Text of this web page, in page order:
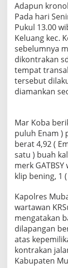
Adapun
Pada hari
Pukul 13.00
Keluang kec.
sebelumnya
dikontrakan
tempat
tersebut
diamankan
Mar Koba
puluh Enam )
berat 4,92 (
satu ) buah
merk
klip bening, 1
Kapolres
wartawan
mengatakan
dilapangan
atas
kontrakan
Kabupaten